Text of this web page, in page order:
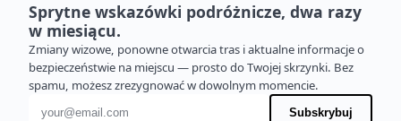
Sprytne wskazówki podróżnicze, dwa razy
w miesiącu.
Zmiany wizowe, ponowne otwarcia tras i aktualne informacje o
bezpieczeństwie na miejscu — prosto do Twojej skrzynki. Bez
spamu, możesz zrezygnować w dowolnym momencie.
Adres e-mail
Subskrybuj